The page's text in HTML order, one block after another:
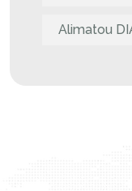
Alimatou